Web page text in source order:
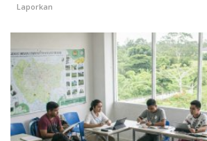
Laporkan